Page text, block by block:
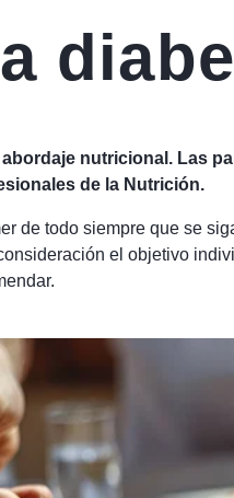
nutricional. Las
de la Nutrición.
de todo siempre que se
el objetivo